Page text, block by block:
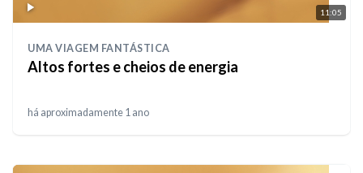
11:05
UMA VIAGEM FANTÁSTICA
Altos fortes e cheios de energia
há aproximadamente 1 ano